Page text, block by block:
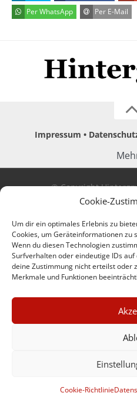
Cookie-
Um dir ein optimales Erlebnis zu
Cookies, um Geräteinformationen
Wenn du diesen Technologien
Surfverhalten oder eindeutige IDs
deine Zustimmung nicht erteilst oder
Merkmale und Funktionen
Cookie-Richtlinie
Per WhatsApp
Per E-Mail
Impressum
© Copyright
Zum
erscheint ca.
E-Mail